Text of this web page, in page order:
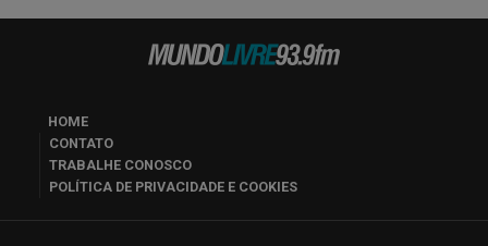
HOME
CONTATO
TRABALHE CONOSCO
POLÍTICA DE PRIVACIDADE E COOKIES